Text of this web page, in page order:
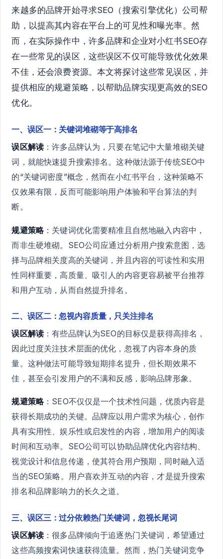
来越多的品牌开始寻求SEO（搜索引擎优化）公司帮
助，以提高其内容在平台上的可见性和曝光率。然
而，在实际操作中，许多品牌和企业对小红书SEO存
在一些常见的误区，这些误区不仅可能导致优化效果
不佳，还会浪费资源。本文将探讨这些常见误区，并
提供相应的规避策略，以帮助品牌实现更高效的SEO
优化。
一、误区一：关键词堆砌等于高排名
误区解读 ：许多品牌认为，只要在笔记中大量堆砌关键
词，就能快速提升搜索排名。这种做法源于传统SEO中
的“关键词密度”概念，然而在小红书平台，这种策略不
仅效果有限，反而可能影响用户体验和平台算法的判
断。
规避策略：关键词优化需要精准且自然地融入内容中，
而非生硬堆砌。SEO公司应通过分析用户搜索意图，选
择与品牌相关度高的关键词，并且内容的可读性和实用
性同样重要，高质量、吸引人的内容更容易被平台推荐
和用户互动，从而自然提升排名。
二、误区二：忽视内容质量，只关注排名
误区解读 ：有些品牌认为SEO的目标仅是获得高排名，
因此过度关注技术层面的优化，忽视了内容本身的质
量。这种做法可能导致短期排名提升，但长期效果不
佳，甚至会引发用户的不满和反感，影响品牌形象。
规避策略：SEO不仅仅是一个技术性问题，优质内容是
获得长期成功的关键。品牌应以用户需求为核心，创作
具有实用性、娱乐性或启发性的内容，增加用户的阅读
时间和互动率。SEO公司可以协助品牌优化内容结构、
视觉设计和信息传递，使其符合用户预期，同时融入适
当的SEO策略。用户喜欢并互动的内容，才是提升搜索
排名和品牌影响力的长久之道。
三、误区三：过分依赖热门关键词，忽视长尾词
误区解读 ：很多品牌倾向于追逐热门关键词，希望通过
这些高频搜索词快速获得流量。然而，热门关键词竞争